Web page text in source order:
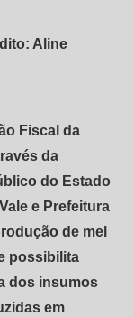
Aline
Fiscal da
da
do Estado
e Prefeitura
de mel
possibilita
dos insumos
em